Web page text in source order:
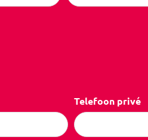
Telefoon privé